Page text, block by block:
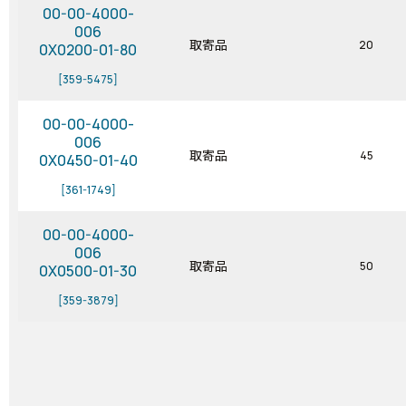
00-00-4000-
006
0X0200-01-80
[359-5475]
取寄品 20
00-00-4000-
006
0X0450-01-40
[361-1749]
取寄品 45
00-00-4000-
006
0X0500-01-30
[359-3879]
取寄品 50